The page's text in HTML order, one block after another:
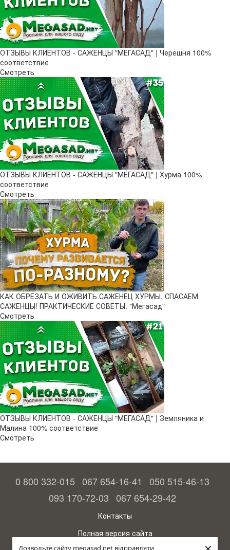
Дозвольте сайту megasad.net відправляти
ОТЗЫВЫ КЛИЕНТОВ - САЖЕНЦЫ "МЕГАСАД" | Черешня 100%
соответствие
Смотреть
ОТЗЫВЫ КЛИЕНТОВ - САЖЕНЦЫ "МЕГАСАД" | Хурма 100%
соответствие
Смотреть
КАК ОБРЕЗАТЬ И ОЖИВИТЬ САЖЕНЕЦ ХУРМЫ. СПАСАЕМ
САЖЕНЦЫ! ПРАКТИЧЕСКИЕ СОВЕТЫ. "Мегасад"
Смотреть
ОТЗЫВЫ КЛИЕНТОВ - САЖЕНЦЫ "МЕГАСАД" | Земляника и
Малина 100% соответствие
Смотреть
0 800 332-015 067 654-16-41
050 515-46-13
093 170-72-03 067 654-29-42
Контакты
Полная версия сайта